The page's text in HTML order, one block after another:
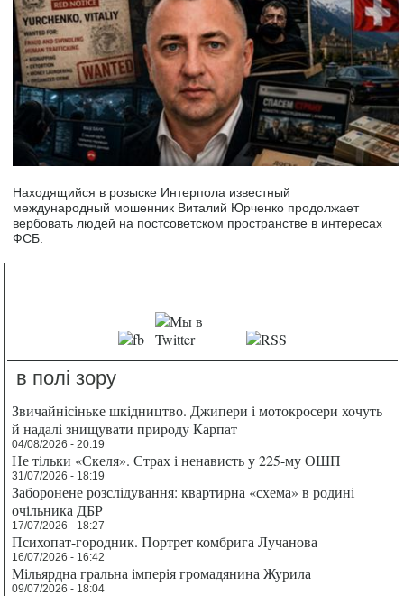
Находящийся в розыске Интерпола известный
международный мошенник Виталий Юрченко продолжает
вербовать людей на постсоветском пространстве в интересах
ФСБ.
в полі зору
Звичайнісіньке шкідництво. Джипери і мотокросери хочуть
й надалі знищувати природу Карпат
04/08/2026 - 20:19
Не тільки «Скеля». Страх і ненависть у 225-му ОШП
31/07/2026 - 18:19
Заборонене розслідування: квартирна «схема» в родині
очільника ДБР
17/07/2026 - 18:27
Психопат-городник. Портрет комбрига Лучанова
16/07/2026 - 16:42
Мільярдна гральна імперія громадянина Журила
09/07/2026 - 18:04